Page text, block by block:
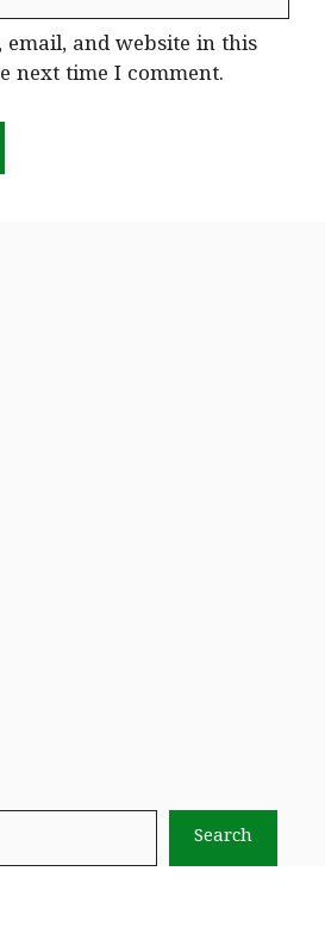
email, and website in this
next time I comment.
Search